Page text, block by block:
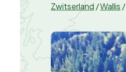
Zwitserland /Wallis /